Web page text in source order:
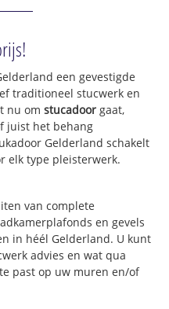
een gevestigde
traditioneel stucwerk en
nu omstucadoor gaat,
juist het behang
Gelderland schakelt
elk type pleisterwerk.
van complete
en gevels
in héél Gelderland. U kunt
advies en wat qua
past op uw muren en/of